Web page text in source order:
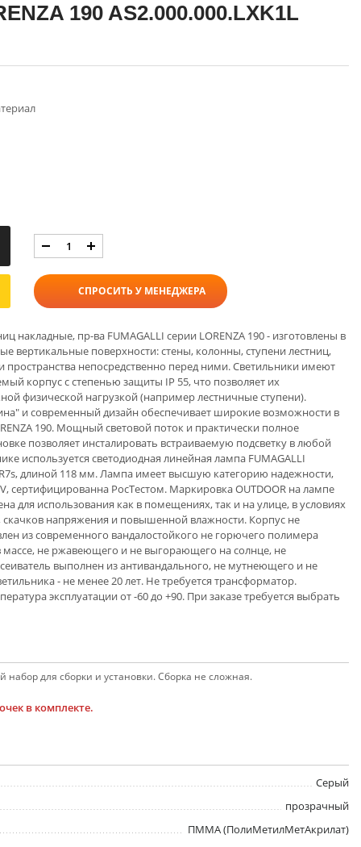
190 AS2.000.000.LXK1L
СПРОСИТЬ У МЕНЕДЖЕРА
накладные, пр-ва FUMAGALLI серии LORENZA 190 - изготовлены в
вертикальные поверхности: стены, колонны, ступени лестниц,
пространства непосредственно перед ними. Светильники имеют
корпус с степенью защиты IP 55, что позволяет их
физической нагрузкой (например лестничные ступени).
и современный дизайн обеспечивает широкие возможности в
190. Мощный световой поток и практически полное
позволяет инсталировать встраиваемую подсветку в любой
используется светодиодная линейная лампа FUMAGALLI
длиной 118 мм. Лампа имеет высшую категорию надежности,
сертифицированна РосТестом. Маркировка OUTDOOR на лампе
для использования как в помещениях, так и на улице, в условиях
напряжения и повышенной влажности. Корпус не
из современного вандалостойкого не горючего полимера
массе, не ржавеющего и не выгорающего на солнце, не
выполнен из антивандального, не мутнеющего и не
- не менее 20 лет. Не требуется трансформатор.
эксплуатации от -60 до +90. При заказе требуется выбрать
набор для сборки и установки. Сборка не сложная.
в комплекте.
Серый
прозрачный
ПММА (ПолиМетилМетАкрилат)